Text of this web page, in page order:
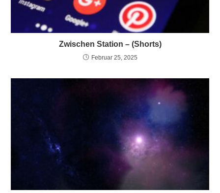
Zwischen Station – (Shorts)
Februar 25, 2025